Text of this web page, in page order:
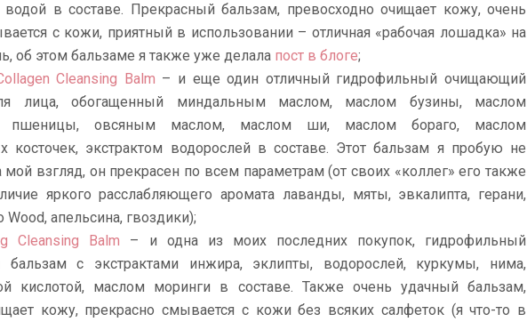
водой в составе. Прекрасный бальзам, превосходно очищает кожу, очень
с кожи, приятный в использовании – отличная «рабочая лошадка» на
об этом бальзаме я также уже делала пост в блоге;
Cleansing Balm – и еще один отличный гидрофильный очищающий
лица, обогащенный миндальным маслом, маслом бузины, маслом
пшеницы, овсяным маслом, маслом ши, маслом бораго, маслом
косточек, экстрактом водорослей в составе. Этот бальзам я пробую не
взгляд, он прекрасен по всем параметрам (от своих «коллег» его также
яркого расслабляющего аромата лаванды, мяты, эвкалипта, герани,
апельсина, гвоздики);
Cleansing Balm – и одна из моих последних покупок, гидрофильный
с экстрактами инжира, эклипты, водорослей, куркумы, нима,
кислотой, маслом моринги в составе. Также очень удачный бальзам,
кожу, прекрасно смывается с кожи без всяких салфеток (я что-то в